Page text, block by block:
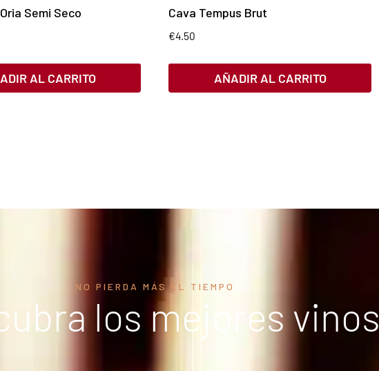
Semi Seco
AL CARRITO
Cava Tempus Brut
€4.50
AÑADIR AL CARRITO
NO PIERDA MÁS EL TIEMPO
los mejores vinos